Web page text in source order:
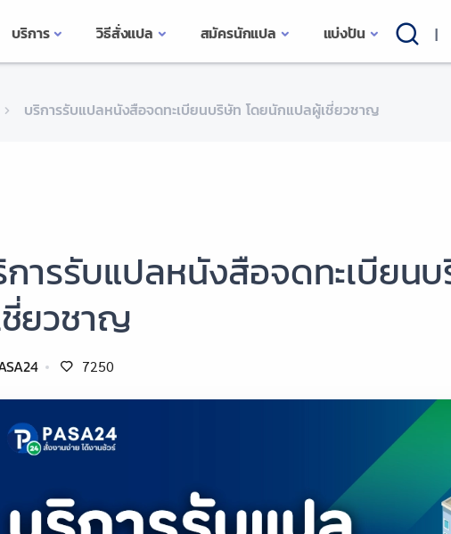
บริการ วิธีสั่งแปล สมัครนักแปล แบ่งปัน |
บริการรับแปลหนังสือจดทะเบียนบริษัท โดยนักแปลผู้เชี่ยวชาญ
ารรับแปลหนังสือจดทะเบียน
ยวชาญ
7250